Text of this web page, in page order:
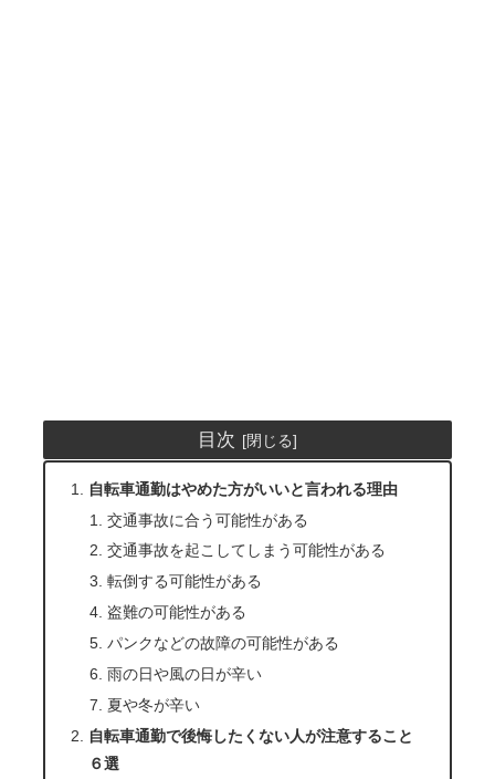
目次
自転車通勤はやめた方がいいと言われる理由
交通事故に合う可能性がある
交通事故を起こしてしまう可能性がある
転倒する可能性がある
盗難の可能性がある
パンクなどの故障の可能性がある
雨の日や風の日が辛い
夏や冬が辛い
自転車通勤で後悔したくない人が注意すること
６選